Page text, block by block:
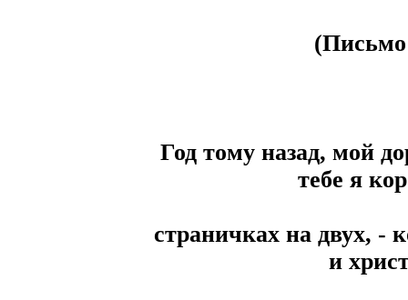
(Письмо
Год тому назад, мой
тебе я
страничках на двух, -
и